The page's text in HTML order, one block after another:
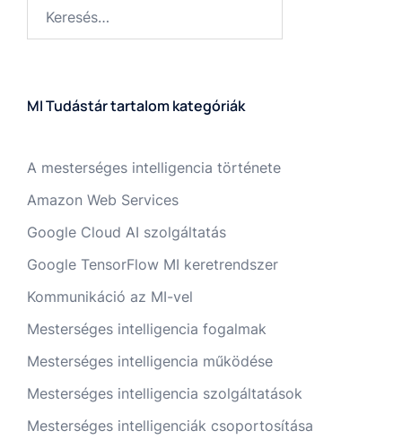
MI Tudástár tartalom kategóriák
A mesterséges intelligencia története
Amazon Web Services
Google Cloud AI szolgáltatás
Google TensorFlow MI keretrendszer
Kommunikáció az MI-vel
Mesterséges intelligencia fogalmak
Mesterséges intelligencia működése
Mesterséges intelligencia szolgáltatások
Mesterséges intelligenciák csoportosítása